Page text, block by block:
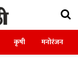
कृषी मनोरंजन